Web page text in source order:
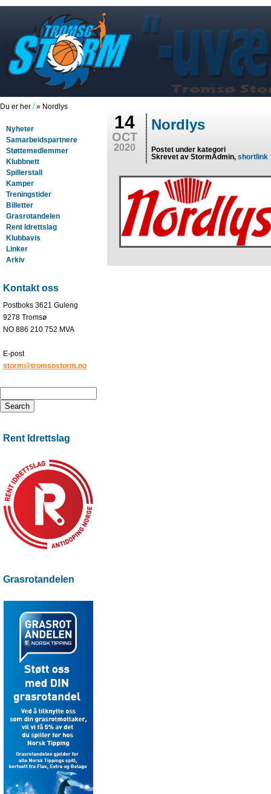
Du er her /» Nordlys
Nyheter
Samarbeidspartnere
Støttemedlemmer
Klubbnett
Spillerstall
Kamper
Treningstider
Billetter
Grasrotandelen
Rent Idrettslag
Klubbavis
Linker
Arkiv
Kontakt oss
Postboks 3621 Guleng
9278 Tromsø
NO 886 210 752 MVA
E-post
storm@tromsostorm.no
Rent Idrettslag
Grasrotandelen
14
OCT
2020
Nordlys
Postet under kategori
Skrevet av StormAdmin,shortlink